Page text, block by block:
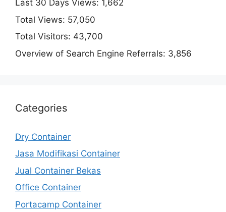
Last 30 Days Views: 1,662
Total Views: 57,050
Total Visitors: 43,700
Overview of Search Engine Referrals: 3,856
Categories
Dry Container
Jasa Modifikasi Container
Jual Container Bekas
Office Container
Portacamp Container